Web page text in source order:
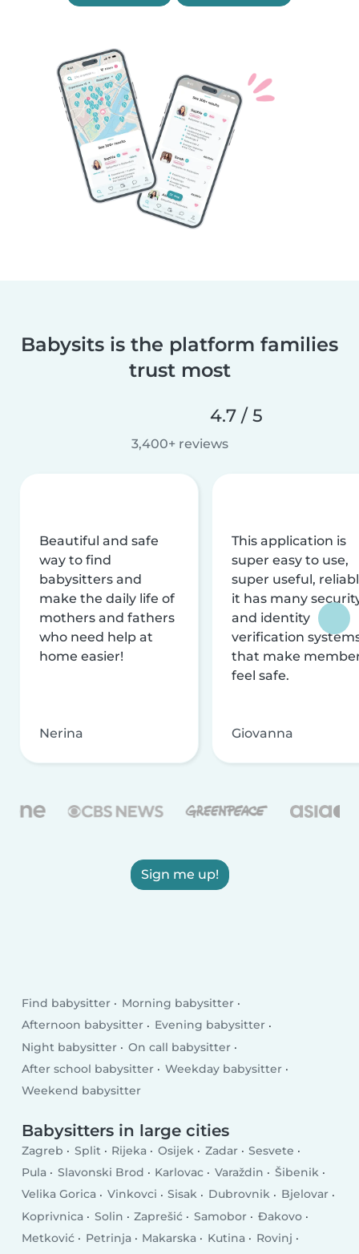
Babysits is the platform families
trust most
4.7 / 5
3,400+ reviews
Beautiful and safe
way to find
babysitters and
make the daily life of
mothers and fathers
who need help at
home easier!
Nerina
This application is
super easy to use,
super useful,
it has many
and identity
verification
that make
feel safe.
Giovanna
Sign me up!
Find babysitter
Morning babysitter
Afternoon babysitter
Evening babysitter
Night babysitter
On call babysitter
After school babysitter
Weekday babysitter
Weekend babysitter
Babysitters in large cities
Zagreb Split Rijeka Osijek Zadar
Sesvete
Pula
Slavonski Brod Karlovac Varaždin
Šibenik
Velika Gorica
Vinkovci Sisak Dubrovnik
Bjelovar
Koprivnica
Solin Zaprešić Samobor
Đakovo
Metković
Petrinja Makarska Kutina
Rovinj